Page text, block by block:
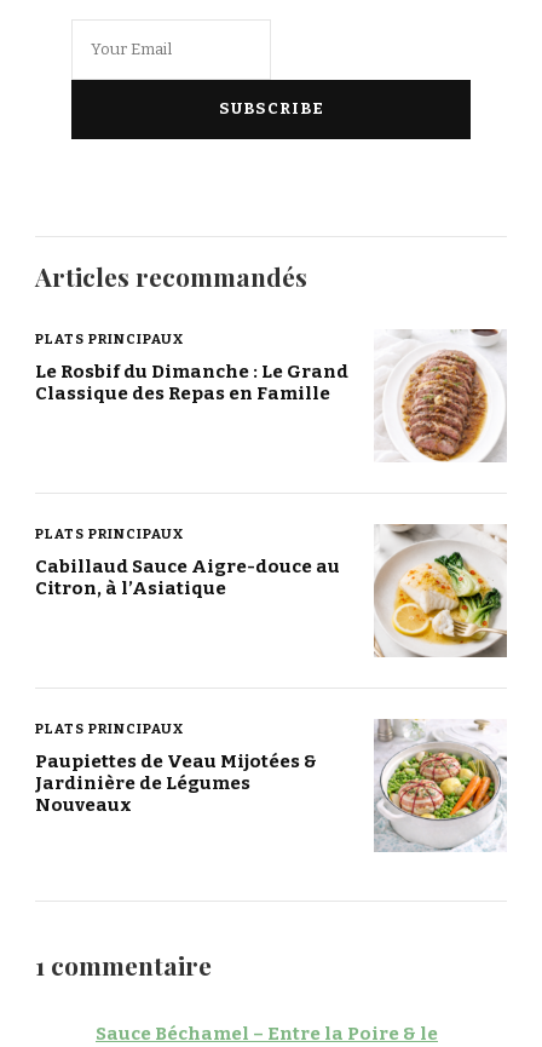
Articles recommandés
PLATS PRINCIPAUX
Le Rosbif du Dimanche : Le Grand
Classique des Repas en Famille
PLATS PRINCIPAUX
Cabillaud Sauce Aigre-douce au
Citron, à l’Asiatique
PLATS PRINCIPAUX
Paupiettes de Veau Mijotées &
Jardinière de Légumes
Nouveaux
1 commentaire
Sauce Béchamel – Entre la Poire & le